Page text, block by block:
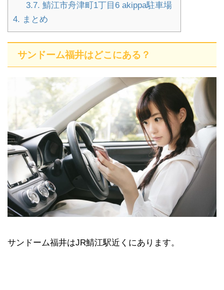
3.7. 鯖江市舟津町1丁目6 akippa駐車場
4. まとめ
サンドーム福井はどこにある？
サンドーム福井はJR鯖江駅近くにあります。